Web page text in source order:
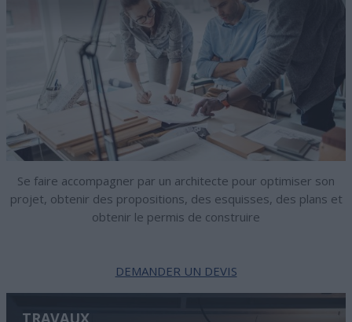
Se faire accompagner par un architecte pour optimiser son
projet, obtenir des propositions, des esquisses, des plans et
obtenir le permis de construire
DEMANDER UN DEVIS
TRAVAUX